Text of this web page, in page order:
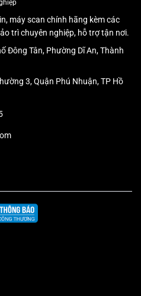
máy scan chính hãng kèm các
trì chuyên nghiệp, hỗ trợ tận nơi.
Đông Tân, Phường Dĩ An, Thành
3, Quận Phú Nhuận, TP Hồ